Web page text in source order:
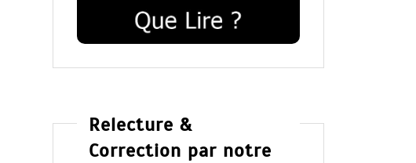
Relecture &
Correction par notre